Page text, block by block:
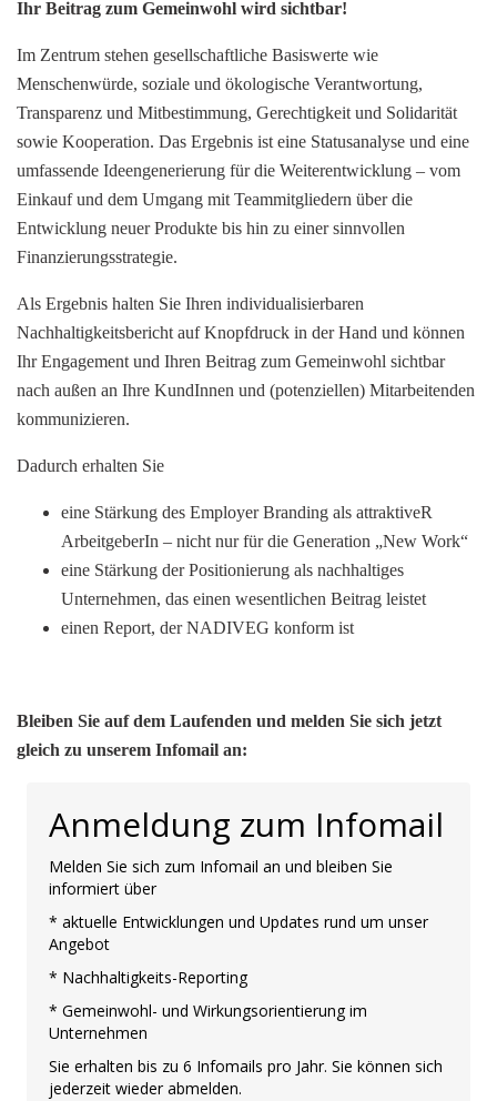
Ihr Beitrag zum Gemeinwohl wird sichtbar!
Im Zentrum stehen gesellschaftliche Basiswerte wie
Menschenwürde, soziale und ökologische Verantwortung,
Transparenz und Mitbestimmung, Gerechtigkeit und Solidarität
sowie Kooperation. Das Ergebnis ist eine Statusanalyse und eine
umfassende Ideengenerierung für die Weiterentwicklung – vom
Einkauf und dem Umgang mit Teammitgliedern über die
Entwicklung neuer Produkte bis hin zu einer sinnvollen
Finanzierungsstrategie.
Als Ergebnis halten Sie Ihren individualisierbaren
Nachhaltigkeitsbericht auf Knopfdruck in der Hand und können
Ihr Engagement und Ihren Beitrag zum Gemeinwohl sichtbar
nach außen an Ihre KundInnen und (potenziellen) Mitarbeitenden
kommunizieren.
Dadurch erhalten Sie
eine Stärkung des Employer Branding als attraktiveR
ArbeitgeberIn – nicht nur für die Generation „New Work“
eine Stärkung der Positionierung als nachhaltiges
Unternehmen, das einen wesentlichen Beitrag leistet
einen Report, der NADIVEG konform ist
Bleiben Sie auf dem Laufenden und melden Sie sich jetzt
gleich zu unserem Infomail an:
Anmeldung zum Infomail
Melden Sie sich zum Infomail an und bleiben Sie
informiert über
* aktuelle Entwicklungen und Updates rund um unser
Angebot
* Nachhaltigkeits-Reporting
* Gemeinwohl- und Wirkungsorientierung im
Unternehmen
Sie erhalten bis zu 6 Infomails pro Jahr. Sie können sich
jederzeit wieder abmelden.